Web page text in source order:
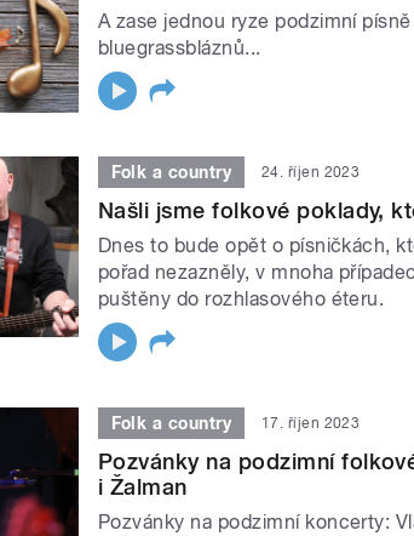
A zase jednou ryze podzimní
bluegrassbláznů...
Folk a country 24. říjen 2023
Našli jsme folkové poklady,
Dnes to bude opět o písničkách,
pořad nezazněly, v mnoha
puštěny do rozhlasového éteru.
Folk a country 17. říjen 2023
Pozvánky na podzimní
i Žalman
Pozvánky na podzimní koncerty: